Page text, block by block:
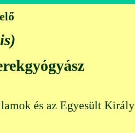
és az Egyesült